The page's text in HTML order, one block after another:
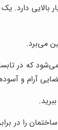
بالایی
می‌برد.
که در
آرام و آسوده
ساختمان را